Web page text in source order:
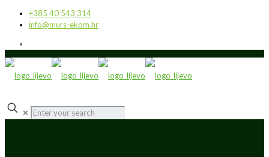
+385 40 543 314
info@murs-ekom.hr
✕